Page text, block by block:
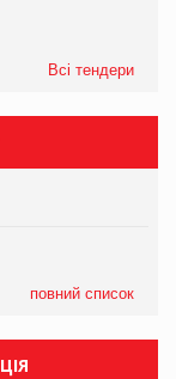
Всі тендери
повний список